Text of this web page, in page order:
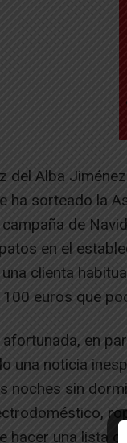
del Alba
ha sorteado la
de
en el
clienta
100 euros que
afortunada, en
una noticia
noches sin
hacer una lista